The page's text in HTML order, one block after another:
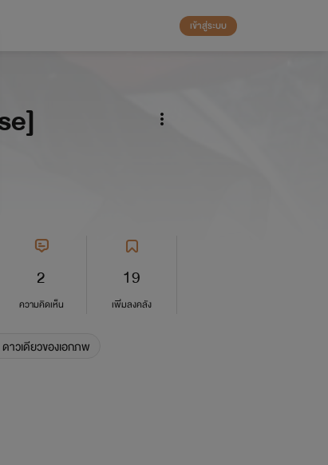
เข้าสู่ระบบ
2
ความคิดเห็น
19
เพิ่มลงคลัง
ดาวเดียวของเอกภพ